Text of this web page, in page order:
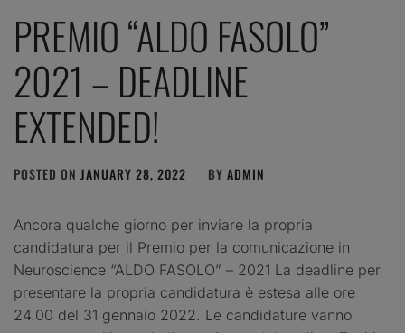
PREMIO “ALDO FASOLO”
2021 – DEADLINE
EXTENDED!
POSTED ON JANUARY 28, 2022 BY ADMIN
Ancora qualche giorno per inviare la propria
candidatura per il Premio per la comunicazione in
Neuroscience “ALDO FASOLO” – 2021 La deadline per
presentare la propria candidatura è estesa alle ore
24.00 del 31 gennaio 2022. Le candidature vanno